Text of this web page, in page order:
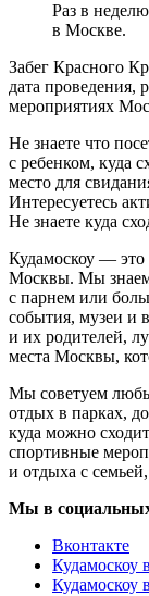
Раз в
в Москве.
Забег Красного
дата проведения,
мероприятиях
Не знаете что
с ребенком, куда
место для
Интересуетесь
Не знаете куда
Кудамоскоу —
Москвы. Мы знаем
с парнем или
события, музеи и
и их родителей,
места Москвы,
Мы советуем
отдых в парках,
куда можно
спортивные
и отдыха с
Мы в
Вконтакте
Кудамоскоу
Кудамоскоу